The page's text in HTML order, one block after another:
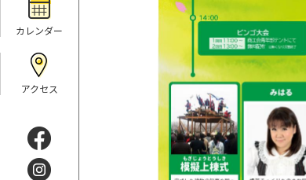
カレンダー
アクセス